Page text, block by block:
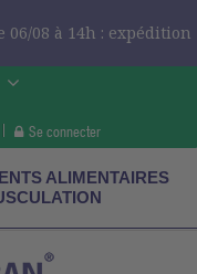
06/08 à 14h : expédition
Se connecter
ALIMENTAIRES